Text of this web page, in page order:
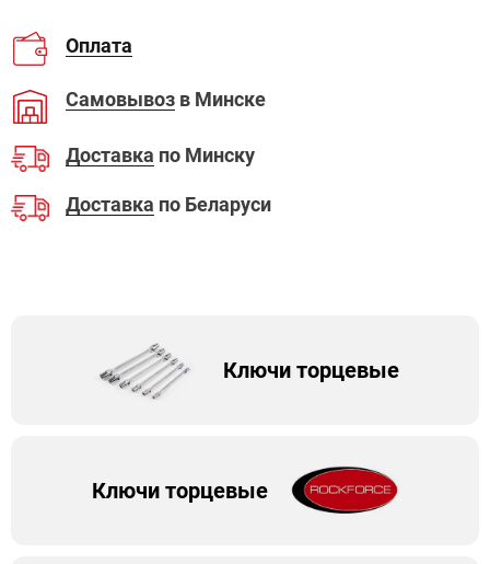
Оплата
Самовывоз в Минске
Доставка по Минску
Доставка по Беларуси
Ключи торцевые
Ключи торцевые